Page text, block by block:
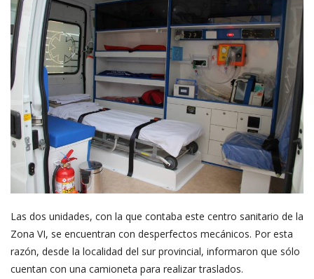
Las dos unidades, con la que contaba este centro sanitario de la
Zona VI, se encuentran con desperfectos mecánicos. Por esta
razón, desde la localidad del sur provincial, informaron que sólo
cuentan con una camioneta para realizar traslados.